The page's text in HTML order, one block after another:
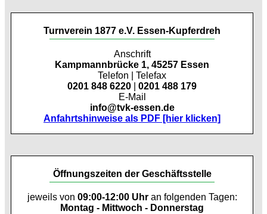
Turnverein 1877 e.V. Essen-Kupferdreh
Anschrift
Kampmannbrücke 1, 45257 Essen
Telefon | Telefax
0201 848 6220
0201 488 179
E-Mail
info@tvk-essen.de
Anfahrtshinweise als PDF [hier klicken]
Öffnungszeiten der Geschäftsstelle
jeweils von 09:00-12:00 Uhran folgenden Tagen:
Montag - Mittwoch - Donnerstag